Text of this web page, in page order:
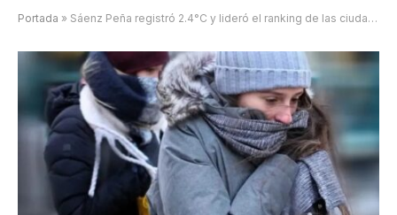
Portada » Sáenz Peña registró 2.4°C y lideró el ranking de las ciudades más frías del Chaco